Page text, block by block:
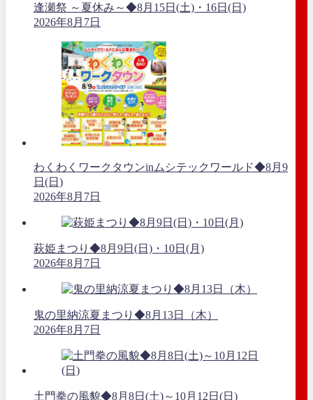
逢瀬祭 ～夏休み～◆8月15日(土)・16日(日)
2026年8月7日
わくわくワークタウンinムシテックワールド◆8月9
日(日)
2026年8月7日
萩姫まつり◆8月9日(日)・10日(月)
2026年8月7日
鬼の里納涼夏まつり◆8月13日（木）
2026年8月7日
土門拳の風貌◆8月8日(土)～10月12日(日)